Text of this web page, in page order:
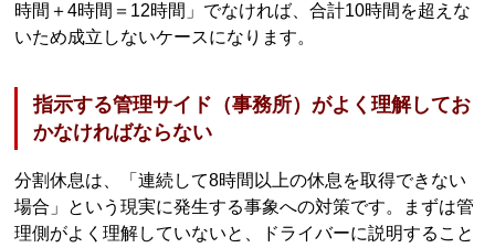
時間＋4時間＝12時間」でなければ、合計10時間を超えな
いため成立しないケースになります。
指示する管理サイド（事務所）がよく理解してお
かなければならない
分割休息は、「連続して8時間以上の休息を取得できない
場合」という現実に発生する事象への対策です。まずは管
理側がよく理解していないと、ドライバーに説明すること